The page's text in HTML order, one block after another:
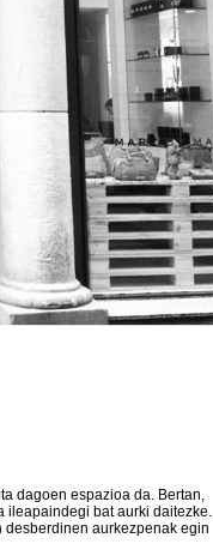
dagoen espazioa da. Bertan,
ileapaindegi bat aurki daitezke.
desberdinen aurkezpenak egin